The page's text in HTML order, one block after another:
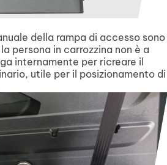
della rampa di accesso sono
persona in carrozzina non è a
internamente per ricreare il
utile per il posizionamento di